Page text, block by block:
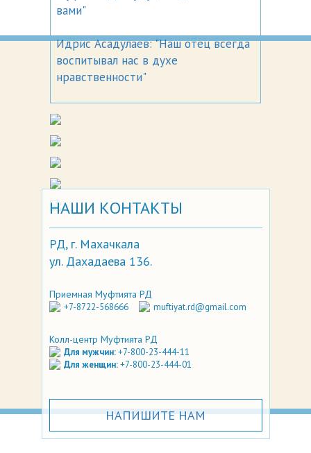
вами"
Идрис Асадулаев: "Наш отец всегда
воспитывал нас в духе
нравственности"
НАШИ КОНТАКТЫ
РД, г. Махачкала
ул. Дахадаева 136.
Приемная Муфтията РД
+7-8722-568666 muftiyat.rd@gmail.com
Колл-центр Муфтията РД
Для мужчин:+7-800-23-444-11
Для женщин:+7-800-23-444-01
НАПИШИТЕ НАМ